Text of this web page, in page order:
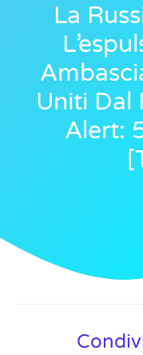
La
Uniti Dal
Alert: